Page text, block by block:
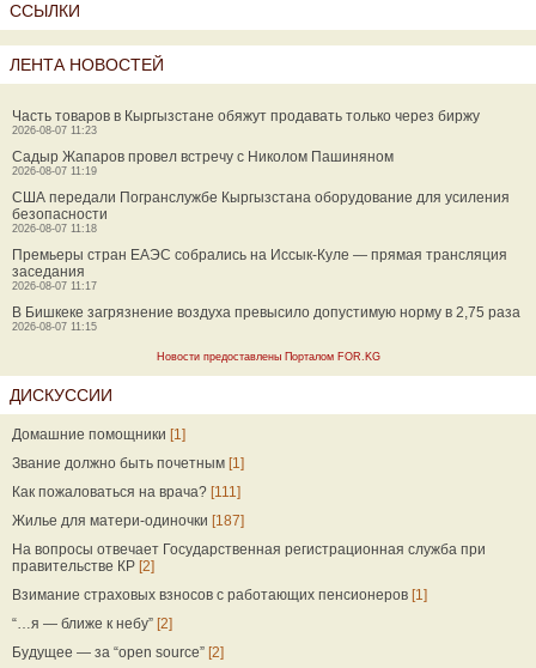
ССЫЛКИ
ЛЕНТА НОВОСТЕЙ
Часть товаров в Кыргызстане обяжут продавать только через биржу
2026-08-07 11:23
Садыр Жапаров провел встречу с Николом Пашиняном
2026-08-07 11:19
США передали Погранслужбе Кыргызстана оборудование для усиления
безопасности
2026-08-07 11:18
Премьеры стран ЕАЭС собрались на Иссык-Куле — прямая трансляция
заседания
2026-08-07 11:17
В Бишкеке загрязнение воздуха превысило допустимую норму в 2,75 раза
2026-08-07 11:15
Новости предоставлены Порталом FOR.KG
ДИСКУССИИ
Домашние помощники [1]
Звание должно быть почетным [1]
Как пожаловаться на врача? [111]
Жилье для матери-одиночки [187]
На вопросы отвечает Государственная регистрационная служба при
правительстве КР [2]
Взимание страховых взносов с работающих пенсионеров [1]
“…я — ближе к небу” [2]
Будущее — за “open source” [2]